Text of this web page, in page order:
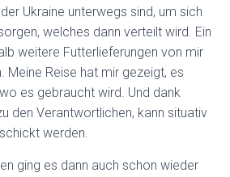
Ukraine unterwegs sind, um sich
welches dann verteilt wird. Ein
weitere Futterlieferungen von mir
Meine Reise hat mir gezeigt, es
es gebraucht wird. Und dank
den Verantwortlichen, kann situativ
werden.
ging es dann auch schon wieder